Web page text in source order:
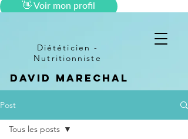
👋 Voir mon profil
DAVID MARECHAL
Diététicien -
Nutritionniste
Post
Tous les posts